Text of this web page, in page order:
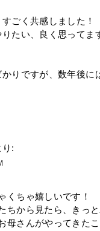
ごく共感しました！
たい、良く思ってま
りですが、数年後
り:
くちゃ嬉しいです！
ちから見たら、きっ
母さんがやってきた